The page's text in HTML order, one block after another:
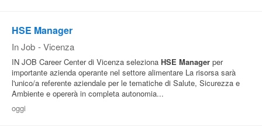
Offerte
Area
Aziende
HSE Manager
In Job - Vicenza
IN JOB Career Center di Vicenza seleziona HSE Manager per
importante azienda operante nel settore alimentare La risorsa sarà
l'unico/a referente aziendale per le tematiche di Salute, Sicurezza e
Ambiente e opererà in completa autonomia...
oggi